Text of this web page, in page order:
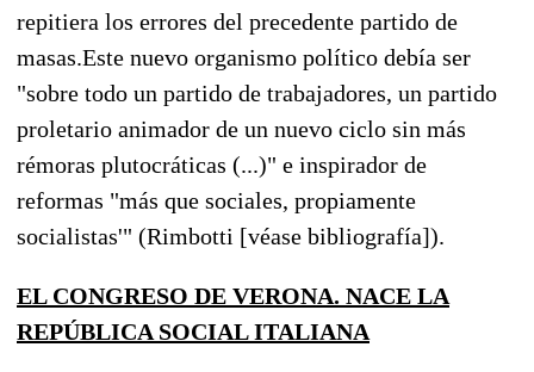
repitiera los errores del precedente partido de
masas.Este nuevo organismo político debía ser
"sobre todo un partido de trabajadores, un partido
proletario animador de un nuevo ciclo sin más
rémoras plutocráticas (...)" e inspirador de
reformas "más que sociales, propiamente
socialistas'" (Rimbotti [véase bibliografía]).
EL CONGRESO DE VERONA. NACE LA
REPÚBLICA SOCIAL ITALIANA